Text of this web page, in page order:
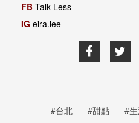
FB Talk Less
IG eira.lee
#台北 #甜點 #